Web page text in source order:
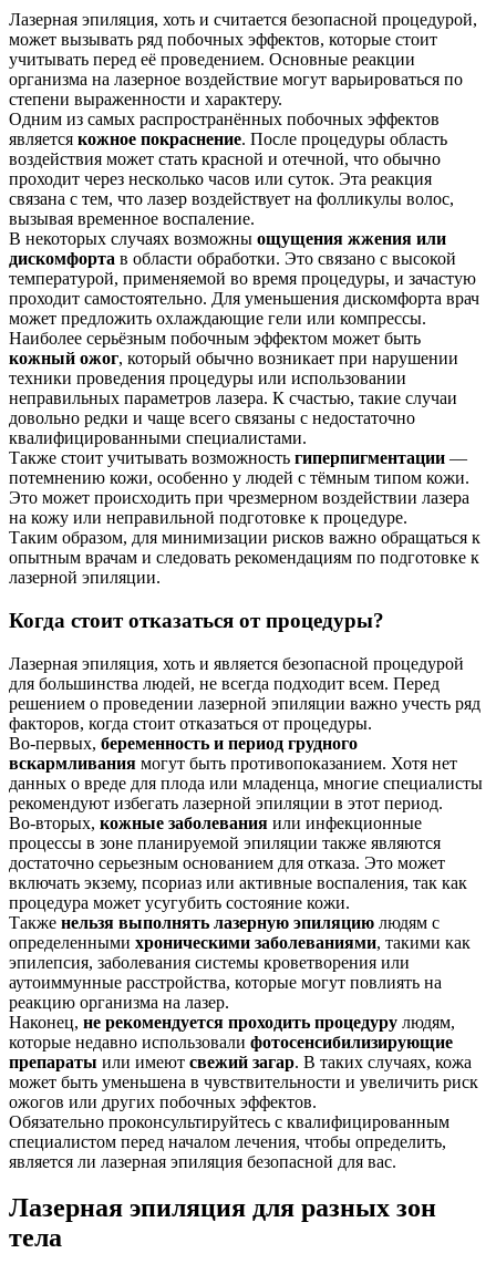
Лазерная эпиляция, хоть и считается безопасной процедурой,
может вызывать ряд побочных эффектов, которые стоит
учитывать перед её проведением. Основные реакции
организма на лазерное воздействие могут варьироваться по
степени выраженности и характеру.
Одним из самых распространённых побочных эффектов
является кожное покраснение. После процедуры область
воздействия может стать красной и отечной, что обычно
проходит через несколько часов или суток. Эта реакция
связана с тем, что лазер воздействует на фолликулы волос,
вызывая временное воспаление.
В некоторых случаях возможны ощущения жжения или
дискомфорта в области обработки. Это связано с высокой
температурой, применяемой во время процедуры, и зачастую
проходит самостоятельно. Для уменьшения дискомфорта врач
может предложить охлаждающие гели или компрессы.
Наиболее серьёзным побочным эффектом может быть
кожный ожог, который обычно возникает при нарушении
техники проведения процедуры или использовании
неправильных параметров лазера. К счастью, такие случаи
довольно редки и чаще всего связаны с недостаточно
квалифицированными специалистами.
Также стоит учитывать возможность гиперпигментации —
потемнению кожи, особенно у людей с тёмным типом кожи.
Это может происходить при чрезмерном воздействии лазера
на кожу или неправильной подготовке к процедуре.
Таким образом, для минимизации рисков важно обращаться к
опытным врачам и следовать рекомендациям по подготовке к
лазерной эпиляции.
Когда стоит отказаться от процедуры?
Лазерная эпиляция, хоть и является безопасной процедурой
для большинства людей, не всегда подходит всем. Перед
решением о проведении лазерной эпиляции важно учесть ряд
факторов, когда стоит отказаться от процедуры.
Во-первых, беременность и период грудного
вскармливания могут быть противопоказанием. Хотя нет
данных о вреде для плода или младенца, многие специалисты
рекомендуют избегать лазерной эпиляции в этот период.
Во-вторых, кожные заболевания или инфекционные
процессы в зоне планируемой эпиляции также являются
достаточно серьезным основанием для отказа. Это может
включать экзему, псориаз или активные воспаления, так как
процедура может усугубить состояние кожи.
Также нельзя выполнять лазерную эпиляцию людям с
определенными хроническими заболеваниями, такими как
эпилепсия, заболевания системы кроветворения или
аутоиммунные расстройства, которые могут повлиять на
реакцию организма на лазер.
Наконец, не рекомендуется проходить процедуру людям,
которые недавно использовали фотосенсибилизирующие
препараты или имеют свежий загар. В таких случаях, кожа
может быть уменьшена в чувствительности и увеличить риск
ожогов или других побочных эффектов.
Обязательно проконсультируйтесь с квалифицированным
специалистом перед началом лечения, чтобы определить,
является ли лазерная эпиляция безопасной для вас.
Лазерная эпиляция для разных зон
тела